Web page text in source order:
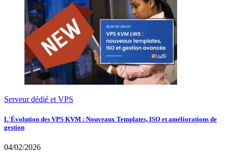
Serveur dédié et VPS
L'Évolution des VPS KVM : Nouveaux Templates, ISO et améliorations de
gestion
04/02/2026